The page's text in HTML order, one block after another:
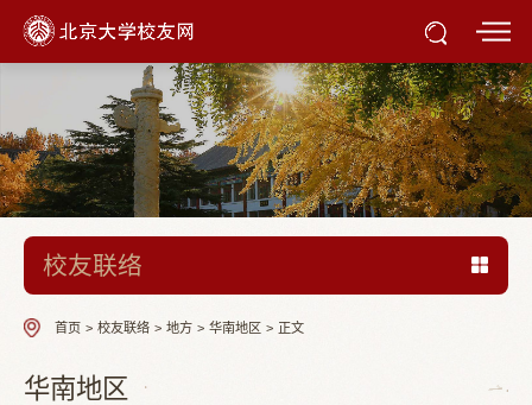
校友联络
首页 > 校友联络 > 地方 > 华南地区 > 正文
华南地区